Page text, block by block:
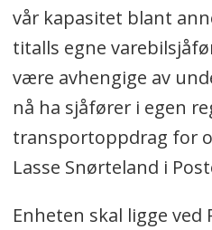
vår kapasitet blant
titalls egne
være avhengige av
nå ha sjåfører i egen
transportoppdrag for
Lasse Snørteland i
Enheten skal ligge ved